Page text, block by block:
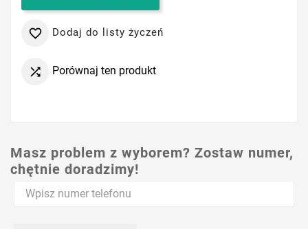
 Dodaj do listy życzeń
 Porównaj ten produkt
Masz problem z wyborem? Zostaw numer,
chętnie doradzimy!